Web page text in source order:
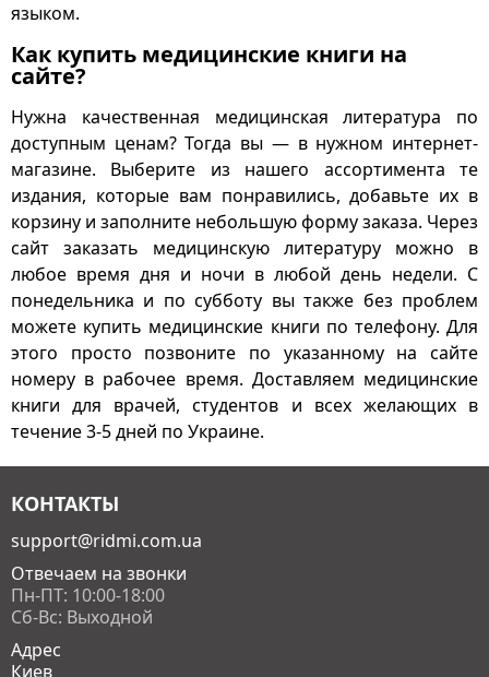
языком.
Как купить медицинские книги на
сайте?
Нужна качественная медицинская литература по
доступным ценам? Тогда вы — в нужном интернет-
магазине. Выберите из нашего ассортимента те
издания, которые вам понравились, добавьте их в
корзину и заполните небольшую форму заказа. Через
сайт заказать медицинскую литературу можно в
любое время дня и ночи в любой день недели. С
понедельника и по субботу вы также без проблем
можете купить медицинские книги по телефону. Для
этого просто позвоните по указанному на сайте
номеру в рабочее время. Доставляем медицинские
книги для врачей, студентов и всех желающих в
течение 3-5 дней по Украине.
КОНТАКТЫ
support@ridmi.com.ua
Отвечаем на звонки
Пн-ПТ: 10:00-18:00
Сб-Вс: Выходной
Адрес
Киев